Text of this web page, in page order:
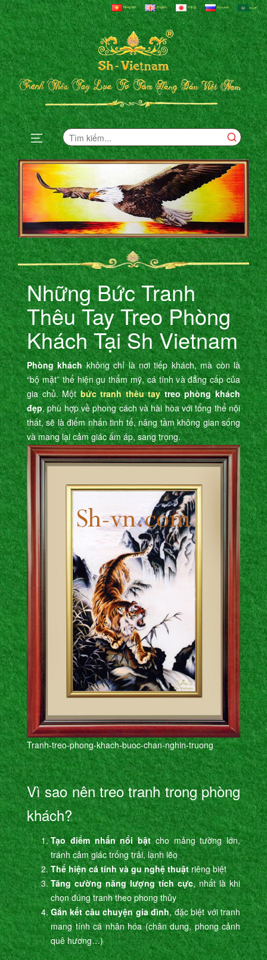
Tiếng Việt English 日本語 Русский العربية
Những Bức Tranh
Thêu Tay Treo Phòng
Khách Tại Sh Vietnam
Phòng kháchkhông chỉ là nơi tiếp khách, mà còn là
“bộ mặt” thể hiện gu thẩm mỹ, cá tính và đẳng cấp của
gia chủ. Mộtbứctranh thêu taytreo phòng khách
đẹp, phù hợp về phong cách và hài hòa với tổng thể nội
thất, sẽ là điểm nhấn tinh tế, nâng tầm không gian sống
và mang lại cảm giác ấm áp, sang trọng.
Tranh-treo-phong-khach-buoc-chan-nghin-truong
Vì sao nên treo tranh trong phòng
khách?
Tạo điểm nhấn nổi bậtcho mảng tường lớn,
tránh cảm giác trống trải, lạnh lẽo
Thể hiện cá tính và gu nghệ thuậtriêng biệt
Tăng cường năng lượng tích cực, nhất là khi
chọn đúng tranh theo phong thủy
Gắn kết câu chuyện gia đình, đặc biệt với tranh
mang tính cá nhân hóa (chân dung, phong cảnh
quê hương…)